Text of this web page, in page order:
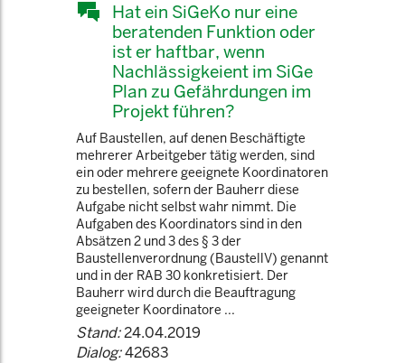
Hat ein SiGeKo nur eine
beratenden Funktion oder
ist er haftbar, wenn
Nachlässigkeient im SiGe
Plan zu Gefährdungen im
Projekt führen?
Auf Baustellen, auf denen Beschäftigte
mehrerer Arbeitgeber tätig werden, sind
ein oder mehrere geeignete Koordinatoren
zu bestellen, sofern der Bauherr diese
Aufgabe nicht selbst wahr nimmt. Die
Aufgaben des Koordinators sind in den
Absätzen 2 und 3 des § 3 der
Baustellenverordnung (BaustellV) genannt
und in der RAB 30 konkretisiert. Der
Bauherr wird durch die Beauftragung
geeigneter Koordinatore ...
Stand:24.04.2019
Dialog:42683